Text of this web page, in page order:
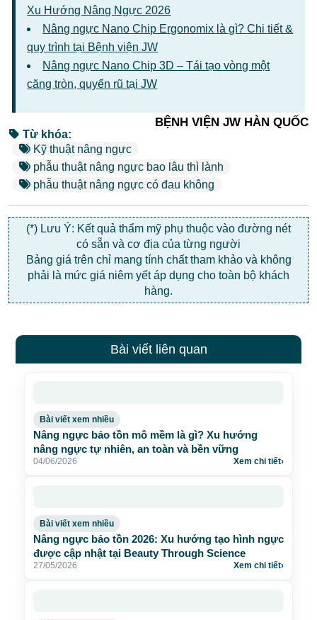
Xu Hướng Nâng Ngực 2026
Nâng ngực Nano Chip Ergonomix là gì? Chi tiết &
quy trình tại Bệnh viện JW
Nâng ngực Nano Chip 3D – Tái tạo vòng một
căng tròn, quyến rũ tại JW
BỆNH VIỆN JW HÀN QUỐC
Từ khóa:
Kỹ thuật nâng ngực
phẫu thuật nâng ngực bao lâu thì lành
phẫu thuật nâng ngực có đau không
(*) Lưu Ý: Kết quả thẩm mỹ phụ thuộc vào đường nét
có sẵn và cơ địa của từng người
Bảng giá trên chỉ mang tính chất tham khảo và không
phải là mức giá niêm yết áp dụng cho toàn bộ khách
hàng.
Bài viết liên quan
Bài viết xem nhiều
Nâng ngực bảo tồn mô mềm là gì? Xu hướng
nâng ngực tự nhiên, an toàn và bền vững
04/06/2026 Xem chi tiết›
Bài viết xem nhiều
Nâng ngực bảo tồn 2026: Xu hướng tạo hình ngực
được cập nhật tại Beauty Through Science
27/05/2026 Xem chi tiết›